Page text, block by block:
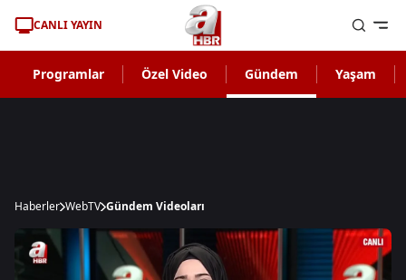
CANLI YAYIN
Programlar Özel Video Gündem Yaşam
Haberler WebTV Gündem Videoları